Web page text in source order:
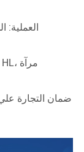
العملية:
المعالجة السطحية: NO.1، 2B، NO.4، BA، HL، مرآة